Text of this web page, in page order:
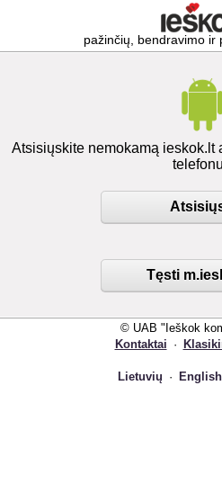
pažinčių, bendravimo ir
Atsisiųskite nemokamą
Tęsti
© UAB "Ieškok
Kontaktai ·
Lietuvių · English